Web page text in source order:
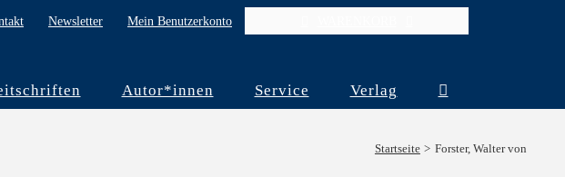
Newsletter Mein Benutzerkonto
Autor*innen Service Verlag
Startseite Forster, Walter von